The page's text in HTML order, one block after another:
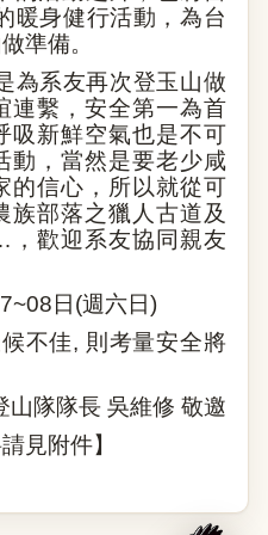
暖身健行活動，為台
準備。
為系友再次登玉山做
連繫，安全第一為首
吸新鮮空氣也是不可
動，當然是要老少咸
的信心，所以就從可
族部落之獵人古道及
，歡迎系友協同親友
日 (週六日)
不佳, 則考量安全將
山隊隊長 吳維修 敬邀
見附件】